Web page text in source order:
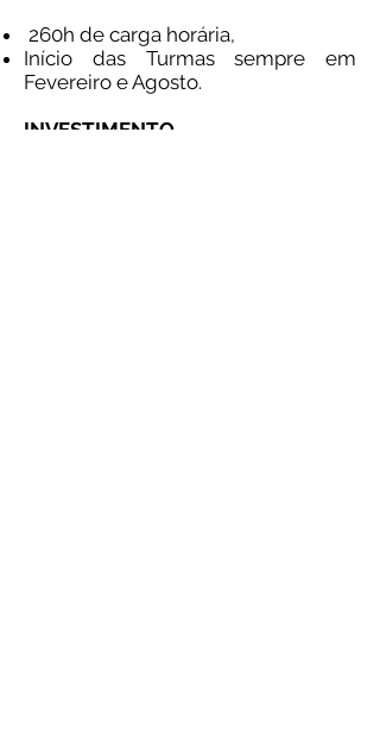
260h de carga horária,
Início das Turmas sempre em
Fevereiro e Agosto.
INVESTIMENTO